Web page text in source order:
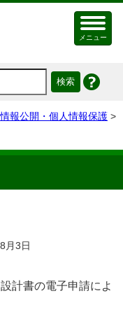
メニュー
情報公開・個人情報保護 >
月3日
計書の電子申請によ